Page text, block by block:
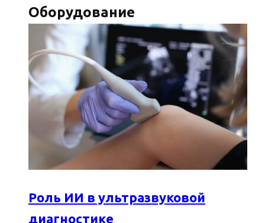
Оборудование
Роль ИИ в ультразвуковой
диагностике